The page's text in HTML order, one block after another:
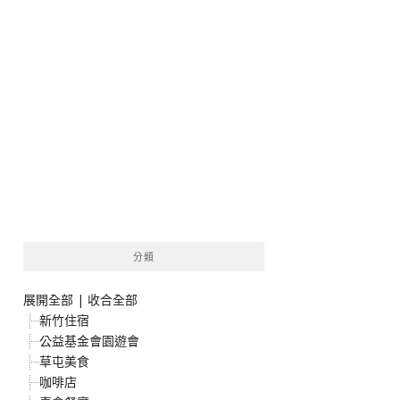
分類
展開全部 | 收合全部
新竹住宿
公益基金會園遊會
草屯美食
咖啡店